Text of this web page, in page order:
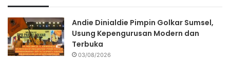
Andie Dinialdie Pimpin Golkar Sumsel,
Usung Kepengurusan Modern dan
Terbuka
03/08/2026